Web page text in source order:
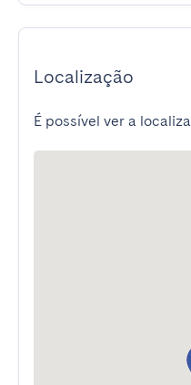
Localização
É possível ver a